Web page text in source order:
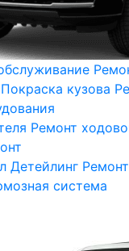
Покраска кузова
Ремонт
Детейлинг
система